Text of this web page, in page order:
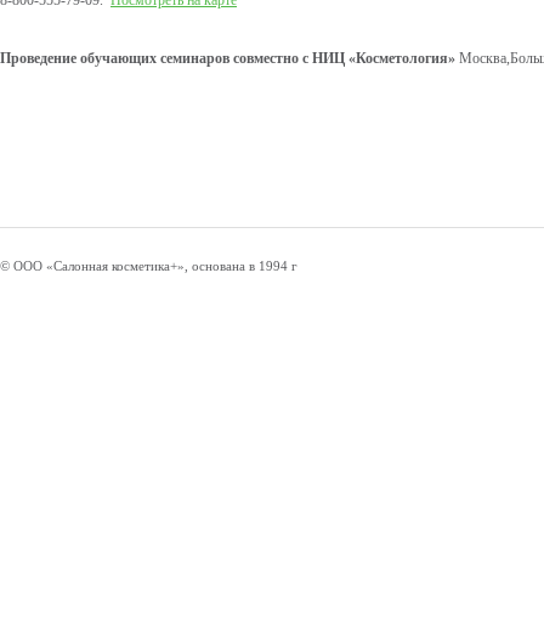
Проведение обучающих семинаров совместно с НИЦ «Косметология»
© ООО «Салонная косметика+», основана в 1994 г